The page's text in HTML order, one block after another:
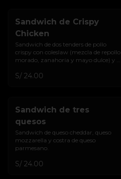
Sandwich de Crispy
Chicken
Sandwich de dos tenders de pollo
crispy con coleslaw (mezcla de repollo
morado, zanahoria y mayo dulce) y
S/ 24.00
Sandwich de tres
quesos
Sandwich de queso cheddar, queso
mozzarella y costra de queso
parmesano.
S/ 24.00